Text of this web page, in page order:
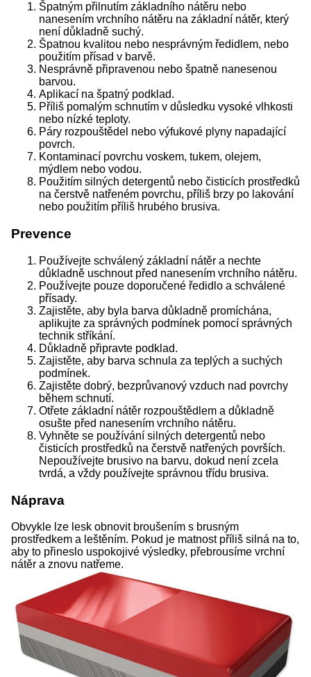
Špatným přilnutím základního nátěru nebo
nanesením vrchního nátěru na základní nátěr, který
není důkladně suchý.
Špatnou kvalitou nebo nesprávným ředidlem, nebo
použitím přísad v barvě.
Nesprávně připravenou nebo špatně nanesenou
barvou.
Aplikací na špatný podklad.
Příliš pomalým schnutím v důsledku vysoké vlhkosti
nebo nízké teploty.
Páry rozpouštědel nebo výfukové plyny napadající
povrch.
Kontaminací povrchu voskem, tukem, olejem,
mýdlem nebo vodou.
Použitím silných detergentů nebo čisticích prostředků
na čerstvě natřeném povrchu, příliš brzy po lakování
nebo použitím příliš hrubého brusiva.
Prevence
Používejte schválený základní nátěr a nechte
důkladně uschnout před nanesením vrchního nátěru.
Používejte pouze doporučené ředidlo a schválené
přísady.
Zajistěte, aby byla barva důkladně promíchána,
aplikujte za správných podmínek pomocí správných
technik stříkání.
Důkladně připravte podklad.
Zajistěte, aby barva schnula za teplých a suchých
podmínek.
Zajistěte dobrý, bezprůvanový vzduch nad povrchy
během schnutí.
Otřete základní nátěr rozpouštědlem a důkladně
osušte před nanesením vrchního nátěru.
Vyhněte se používání silných detergentů nebo
čisticích prostředků na čerstvě natřených površích.
Nepoužívejte brusivo na barvu, dokud není zcela
tvrdá, a vždy používejte správnou třídu brusiva.
Náprava
Obvykle lze lesk obnovit broušením s brusným
prostředkem a leštěním. Pokud je matnost příliš silná na to,
aby to přineslo uspokojivé výsledky, přebrousíme vrchní
nátěr a znovu natřeme.